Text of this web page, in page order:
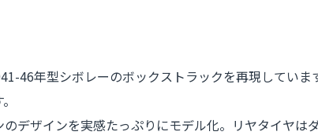
46年型シボレーのボックストラックを再現していま
デザインを実感たっぷりにモデル化。リヤタイヤ